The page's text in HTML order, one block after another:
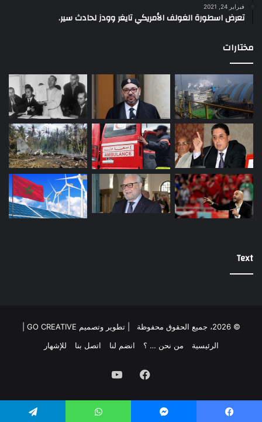
فبراير 24, 2021
تعرض اسطورة الغولف الأمريكي تايغر وودز لحادث سير.
مختارات
Text
© 2026، جميع الحقوق محفوظة | تطوير وتصميم GO CREATIVE
الرئيسية
من نحن … ؟ انضم لنا اتصل بنا للإشهار
فيسبوك